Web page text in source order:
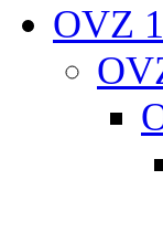
OVZ